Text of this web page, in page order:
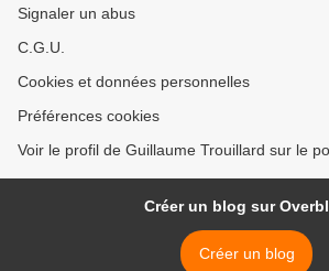
Signaler un abus
C.G.U.
Cookies et données personnelles
Préférences cookies
Voir le profil de Guillaume Trouillard sur le
Créer un blog sur
Créer un blog